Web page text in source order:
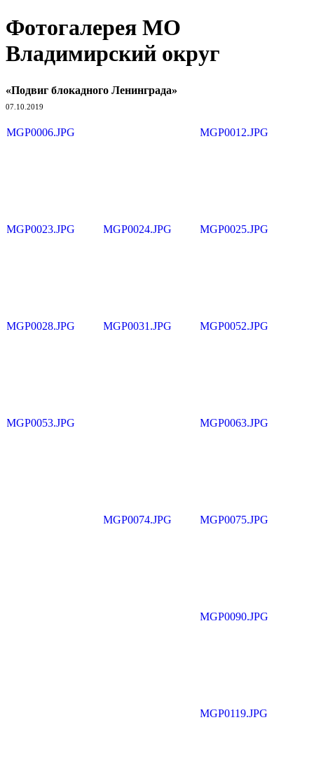
Фотогалерея МО
Владимирский округ
«Подвиг блокадного Ленинграда»
07.10.2019